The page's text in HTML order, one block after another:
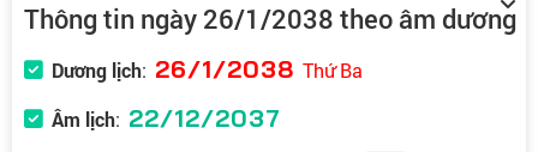
Thông tin ngày 26/1/2038 theo âm dương
Dương lịch: 26/1/2038 Thứ Ba
Âm lịch: 22/12/2037